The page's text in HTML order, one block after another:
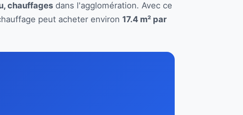
chauffages dans l'agglomération. Avec ce
peut acheter environ 17.4 m² par